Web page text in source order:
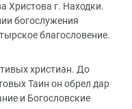
Христова г. Находки.
богослужения
благословение.
христиан. До
Таин он обрел дар
и Богословские